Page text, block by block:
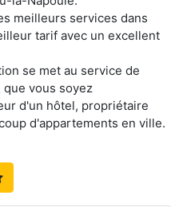
meilleurs services dans
tarif avec un excellent
se met au service de
vous soyez
d'un hôtel, propriétaire
d'appartements en ville.